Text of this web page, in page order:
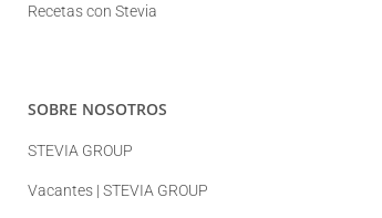
Recetas con Stevia
SOBRE NOSOTROS
STEVIA GROUP
Vacantes | STEVIA GROUP